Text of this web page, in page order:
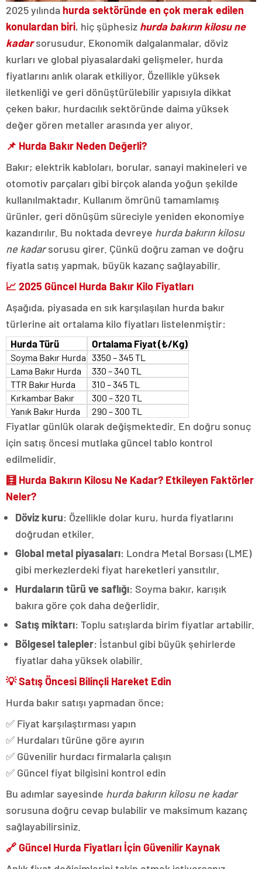
2025 yılında hurda sektöründe en çok merak edilen
konulardan biri, hiç şüphesiz hurda bakırın kilosu ne
kadarsorusudur. Ekonomik dalgalanmalar, döviz
kurları ve global piyasalardaki gelişmeler, hurda
fiyatlarını anlık olarak etkiliyor. Özellikle yüksek
iletkenliği ve geri dönüştürülebilir yapısıyla dikkat
çeken bakır, hurdacılık sektöründe daima yüksek
değer gören metaller arasında yer alıyor.
📌 Hurda Bakır Neden Değerli?
Bakır; elektrik kabloları, borular, sanayi makineleri ve
otomotiv parçaları gibi birçok alanda yoğun şekilde
kullanılmaktadır. Kullanım ömrünü tamamlamış
ürünler, geri dönüşüm süreciyle yeniden ekonomiye
kazandırılır. Bu noktada devreye hurda bakırın kilosu
ne kadarsorusu girer. Çünkü doğru zaman ve doğru
fiyatla satış yapmak, büyük kazanç sağlayabilir.
📈 2025 Güncel Hurda Bakır Kilo Fiyatları
Aşağıda, piyasada en sık karşılaşılan hurda bakır
türlerine ait ortalama kilo fiyatları listelenmiştir:
Hurda Türü Ortalama Fiyat (₺/Kg)
Soyma Bakır Hurda 3350 – 345 TL
Lama Bakır Hurda
330 – 340 TL
TTR Bakır Hurda
310 – 345 TL
Kırkambar Bakır
300 – 320 TL
Yanık Bakır Hurda
290 – 300 TL
Fiyatlar günlük olarak değişmektedir. En doğru sonuç
için satış öncesi mutlaka güncel tablo kontrol
edilmelidir.
🧮 Hurda Bakırın Kilosu Ne Kadar? Etkileyen Faktörler
Neler?
Döviz kuru: Özellikle dolar kuru, hurda fiyatlarını
doğrudan etkiler.
Global metal piyasaları: Londra Metal Borsası (LME)
gibi merkezlerdeki fiyat hareketleri yansıtılır.
Hurdaların türü ve saflığı: Soyma bakır, karışık
bakıra göre çok daha değerlidir.
Satış miktarı: Toplu satışlarda birim fiyatlar artabilir.
Bölgesel talepler: İstanbul gibi büyük şehirlerde
fiyatlar daha yüksek olabilir.
💡Satış Öncesi Bilinçli Hareket Edin
Hurda bakır satışı yapmadan önce;
✅ Fiyat karşılaştırması yapın
✅ Hurdaları türüne göre ayırın
✅ Güvenilir hurdacı firmalarla çalışın
✅ Güncel fiyat bilgisini kontrol edin
Bu adımlar sayesinde hurda bakırın kilosu ne kadar
sorusuna doğru cevap bulabilir ve maksimum kazanç
sağlayabilirsiniz.
🔗Güncel Hurda Fiyatları İçin Güvenilir Kaynak